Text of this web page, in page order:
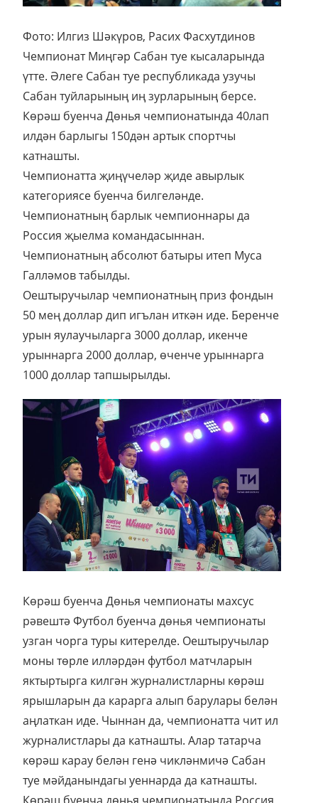
Фото: Илгиз Шәкүров, Расих Фасхутдинов
Чемпионат Миңгәр Сабан туе кысаларында
үтте. Әлеге Сабан туе республикада узучы
Сабан туйларының иң зурларының берсе.
Көрәш буенча Дөнья чемпионатында 40лап
илдән барлыгы 150дән артык спортчы
катнашты.
Чемпионатта җиңүчеләр җиде авырлык
категориясе буенча билгеләнде.
Чемпионатның барлык чемпионнары да
Россия җыелма командасыннан.
Чемпионатның абсолют батыры итеп Муса
Галләмов табылды.
Оештыручылар чемпионатның приз фондын
50 мең доллар дип игълан иткән иде. Беренче
урын яулаучыларга 3000 доллар, икенче
урыннарга 2000 доллар, өченче урыннарга
1000 доллар тапшырылды.
Көрәш буенча Дөнья чемпионаты махсус
рәвештә Футбол буенча дөнья чемпионаты
узган чорга туры китерелде. Оештыручылар
моны төрле илләрдән футбол матчларын
яктыртырга килгән журналистларны көрәш
ярышларын да карарга алып барулары белән
аңлаткан иде. Чыннан да, чемпионатта чит ил
журналистлары да катнашты. Алар татарча
көрәш карау белән генә чикләнмичә Сабан
туе мәйданындагы уеннарда да катнашты.